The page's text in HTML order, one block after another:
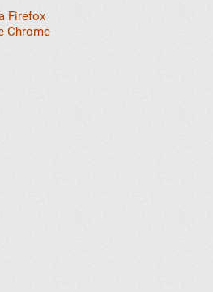
Firefox
Chrome